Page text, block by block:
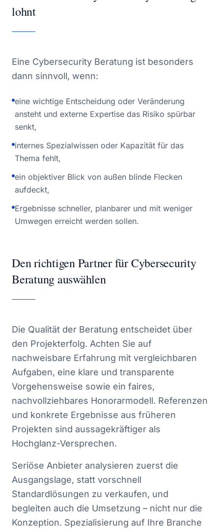
lohnt
Eine Cybersecurity Beratung ist besonders
dann sinnvoll, wenn:
eine wichtige Entscheidung oder Veränderung
ansteht und externe Expertise das Risiko spürbar
senkt,
internes Spezialwissen oder Kapazität für das
Thema fehlt,
ein objektiver Blick von außen blinde Flecken
aufdeckt,
Ergebnisse schneller, planbarer und mit weniger
Umwegen erreicht werden sollen.
Den richtigen Partner für Cybersecurity
Beratung auswählen
Die Qualität der Beratung entscheidet über
den Projekterfolg. Achten Sie auf
nachweisbare Erfahrung mit vergleichbaren
Aufgaben, eine klare und transparente
Vorgehensweise sowie ein faires,
nachvollziehbares Honorarmodell. Referenzen
und konkrete Ergebnisse aus früheren
Projekten sind aussagekräftiger als
Hochglanz-Versprechen.
Seriöse Anbieter analysieren zuerst die
Ausgangslage, statt vorschnell
Standardlösungen zu verkaufen, und
begleiten auch die Umsetzung – nicht nur die
Konzeption. Spezialisierung auf Ihre Branche